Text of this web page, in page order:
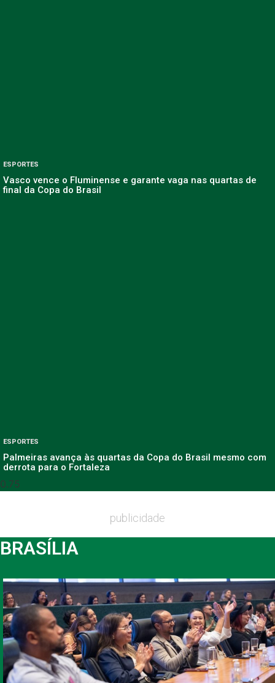
ESPORTES
Vasco vence o Fluminense e garante vaga nas quartas de
final da Copa do Brasil
ESPORTES
Palmeiras avança às quartas da Copa do Brasil mesmo com
derrota para o Fortaleza
publicidade
BRASÍLIA